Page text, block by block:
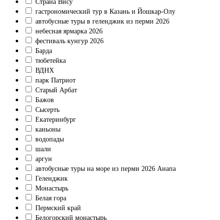
Страна Вису
гастрономический тур в Казань и Йошкар-Олу
автобусные туры в геленджик из перми 2026
небесная ярмарка 2026
фестиваль кунгур 2026
Барда
тюбетейка
ВДНХ
парк Патриот
Старый Арбат
Бажов
Сысерть
Екатеринбург
каньоны
водопады
шали
аргун
автобусные туры на море из перми 2026 Анапа
Геленджик
Монастырь
Белая гора
Пермский край
Белогорский монастырь